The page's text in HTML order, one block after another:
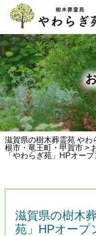
滋賀県の樹木葬霊苑 や
根市・竜王町・甲賀市 >
「やわらぎ苑」HPオープ
滋賀県の樹木
苑」HPオープ